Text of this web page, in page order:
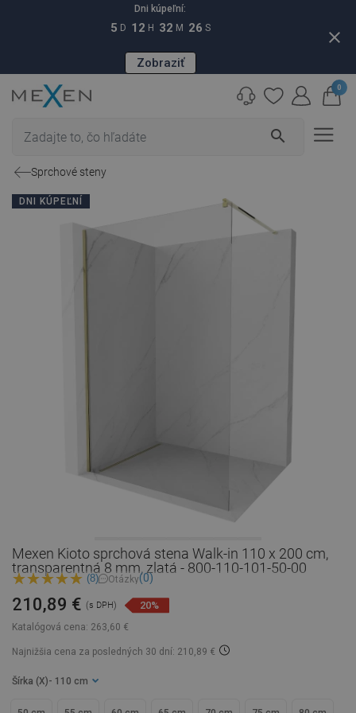
Dni kúpeľní:
5 D 12 H 32 M 25 S
Zobraziť
close
search
0
Sprchové steny
DNI KÚPEĽNÍ
Mexen Kioto sprchová stena Walk-in 110 x 200 cm,
transparentná 8 mm, zlatá - 800-110-101-50-00
(8) Otázky(0)
Katalógová cena: 263,60 €
210,89 € (s DPH) 20%
Najnižšia cena za posledných 30 dní: 210,89 €
Šírka (X) - 110 cm